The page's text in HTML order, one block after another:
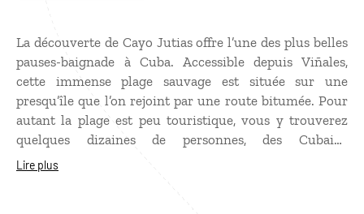
La découverte de Cayo Jutias offre l’une des plus belles
pauses-baignade à Cuba. Accessible depuis Viñales,
cette immense plage sauvage est située sur une
presqu’île que l’on rejoint par une route bitumée. Pour
autant la plage est peu touristique, vous y trouverez
quelques dizaines de personnes, des Cubains
majoritairement, éparpillées sur des kilomètres de sable
Lire plus